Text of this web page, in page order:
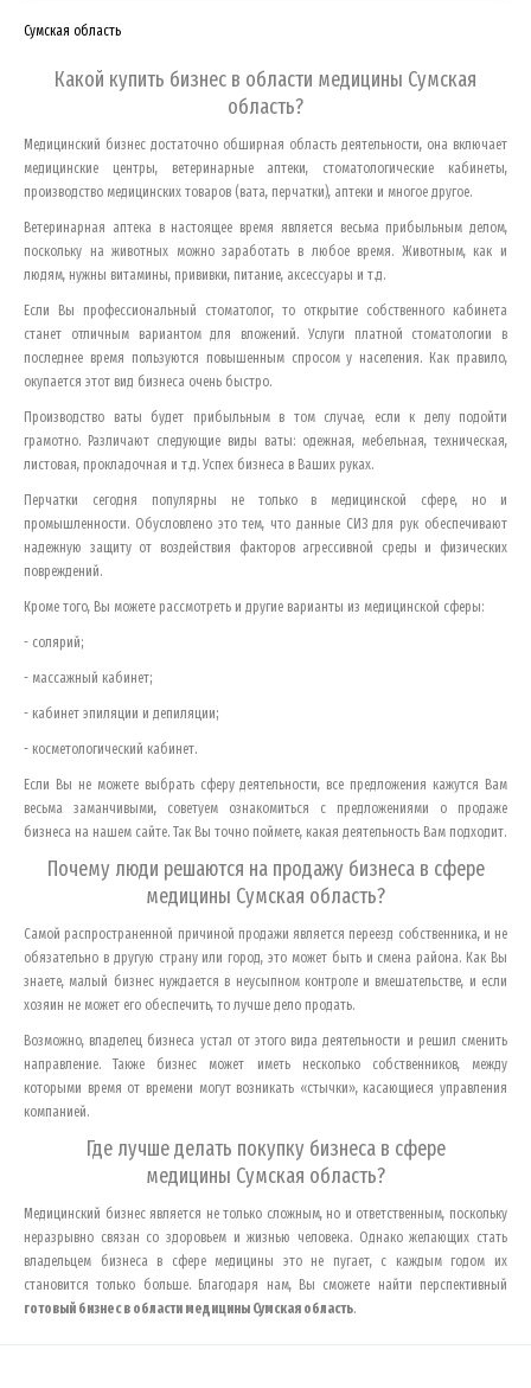
Сумская область
Какой купить бизнес в области медицины Сумская
область?
Медицинский бизнес достаточно обширная область деятельности, она включает
медицинские центры, ветеринарные аптеки, стоматологические кабинеты,
производство медицинских товаров (вата, перчатки), аптеки и многое другое.
Ветеринарная аптека в настоящее время является весьма прибыльным делом,
поскольку на животных можно заработать в любое время. Животным, как и
людям, нужны витамины, прививки, питание, аксессуары и т.д.
Если Вы профессиональный стоматолог, то открытие собственного кабинета
станет отличным вариантом для вложений. Услуги платной стоматологии в
последнее время пользуются повышенным спросом у населения. Как правило,
окупается этот вид бизнеса очень быстро.
Производство ваты будет прибыльным в том случае, если к делу подойти
грамотно. Различают следующие виды ваты: одежная, мебельная, техническая,
листовая, прокладочная и т.д. Успех бизнеса в Ваших руках.
Перчатки сегодня популярны не только в медицинской сфере, но и
промышленности. Обусловлено это тем, что данные СИЗ для рук обеспечивают
надежную защиту от воздействия факторов агрессивной среды и физических
повреждений.
Кроме того, Вы можете рассмотреть и другие варианты из медицинской сферы:
- солярий;
- массажный кабинет;
- кабинет эпиляции и депиляции;
- косметологический кабинет.
Если Вы не можете выбрать сферу деятельности, все предложения кажутся Вам
весьма заманчивыми, советуем ознакомиться с предложениями о продаже
бизнеса на нашем сайте. Так Вы точно поймете, какая деятельность Вам подходит.
Почему люди решаются на продажу бизнеса в сфере
медицины Сумская область?
Самой распространенной причиной продажи является переезд собственника, и не
обязательно в другую страну или город, это может быть и смена района. Как Вы
знаете, малый бизнес нуждается в неусыпном контроле и вмешательстве, и если
хозяин не может его обеспечить, то лучше дело продать.
Возможно, владелец бизнеса устал от этого вида деятельности и решил сменить
направление. Также бизнес может иметь несколько собственников, между
которыми время от времени могут возникать «стычки», касающиеся управления
компанией.
Где лучше делать покупку бизнеса в сфере
медицины Сумская область?
Медицинский бизнес является не только сложным, но и ответственным, поскольку
неразрывно связан со здоровьем и жизнью человека. Однако желающих стать
владельцем бизнеса в сфере медицины это не пугает, с каждым годом их
становится только больше. Благодаря нам, Вы сможете найти перспективный
готовый бизнес в области медицины Сумская область.